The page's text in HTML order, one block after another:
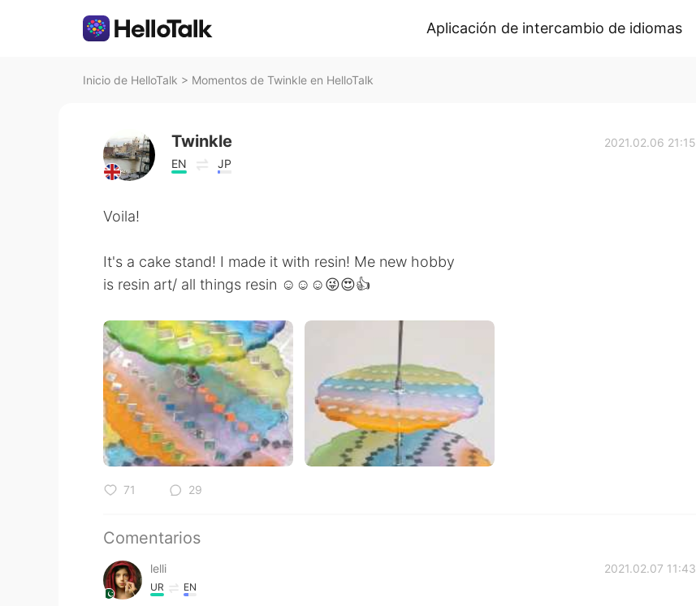
Aplicación de intercambio de idiomas
Inicio de HelloTalk > Momentos de Twinkle en HelloTalk
Twinkle
EN JP
2021.02.06 21:15
Voila!
It's a cake stand! I made it with resin! Me new hobby
is resin art/ all things resin ☺☺☺😜😍👍
71 29
Comentarios
lelli 2021.02.07 11:43
UR EN